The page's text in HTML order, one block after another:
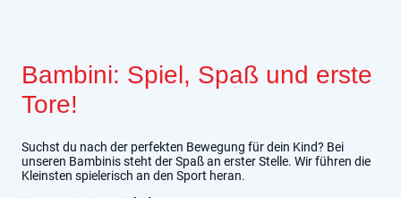
Bambini: Spiel, Spaß und erste
Tore!
Suchst du nach der perfekten Bewegung für dein Kind? Bei
unseren Bambinis steht der Spaß an erster Stelle. Wir führen die
Kleinsten spielerisch an den Sport heran.